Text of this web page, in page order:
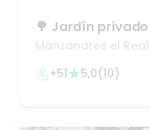
🌳 Jardín privado
La Pedriza
Manzanares el Real
+51
5,0(10)